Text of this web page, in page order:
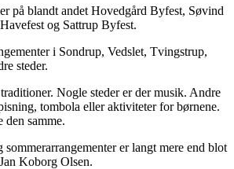
på blandt andet Hovedgård Byfest, Søvind
og Sattrup Byfest.
i Sondrup, Vedslet, Tvingstrup,
steder.
Nogle steder er der musik. Andre
tombola eller aktiviteter for børnene.
den samme.
sommerarrangementer er langt mere end blot
Koborg Olsen.